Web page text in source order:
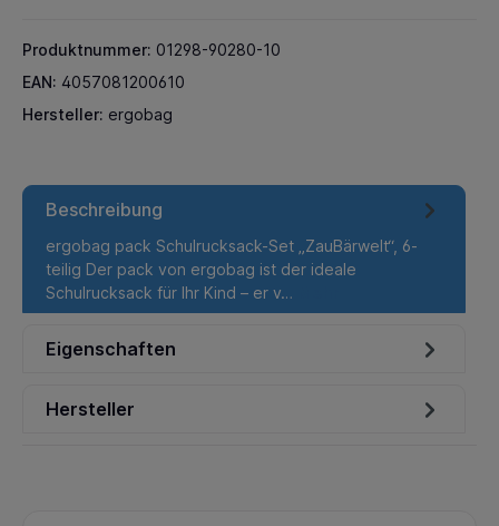
Produktnummer: 01298-90280-10
EAN: 4057081200610
Hersteller: ergobag
Beschreibung
ergobag pack Schulrucksack-Set „ZauBärwelt“, 6-
teilig Der pack von ergobag ist der ideale
Schulrucksack für Ihr Kind – er v…
Eigenschaften
Hersteller